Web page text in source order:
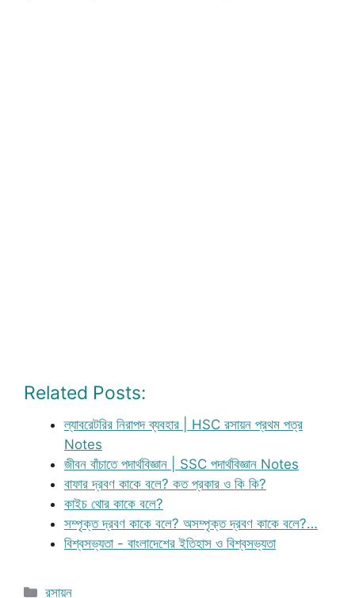
Related Posts:
ল্যাবরেটরির নিরাপদ ব্যবহার | HSC রসায়ন প্রথম পত্র
Notes
জীবন বাঁচাতে পদার্থবিজ্ঞান | SSC পদার্থবিজ্ঞান Notes
বাফার দ্রবণ কাকে বলে? কত প্রকার ও কি কি?
কাইচ থোর কাকে বলে?
সম্পৃক্ত দ্রবণ কাকে বলে? অসম্পৃক্ত দ্রবণ কাকে বলে?…
বিশ্বসভ্যতা - বাংলাদেশের ইতিহাস ও বিশ্বসভ্যতা
Categories
রসায়ন